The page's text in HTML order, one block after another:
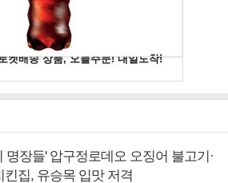
명장들' 압구정로데오 오징어 불고기·
킨집, 유승목 입맛 저격